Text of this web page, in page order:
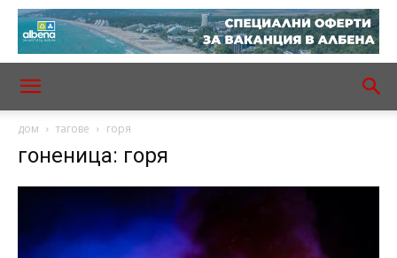
дом тагове горя
гоненица: горя